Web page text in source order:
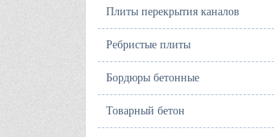
Плиты перекрытия каналов
Ребристые плиты
Бордюры бетонные
Товарный бетон